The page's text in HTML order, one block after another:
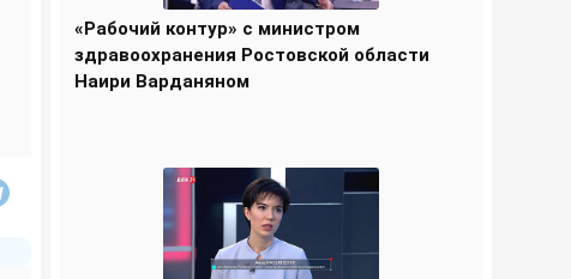
«Рабочий контур» с министром
здравоохранения Ростовской области
Наири Варданяном